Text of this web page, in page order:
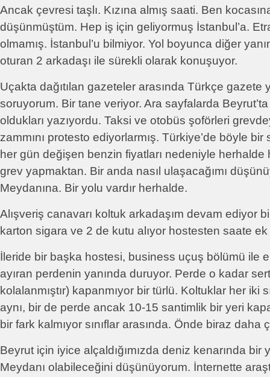
Ancak çevresi taşlı. Kızına almış saati. Ben
düşünmüştüm. Hep iş için geliyormuş İstanbul’a.
olmamış. İstanbul’u bilmiyor. Yol boyunca diğer
oturan 2 arkadaşı ile sürekli olarak konuşuyor.
Uçakta dağıtılan gazeteler arasında Türkçe gazete
soruyorum. Bir tane veriyor. Ara sayfalarda
oldukları yazıyordu. Taksi ve otobüs şoförleri
zammını protesto ediyorlarmış. Türkiye’de böyle
her gün değişen benzin fiyatları nedeniyle herhalde
grev yapmaktan. Bir anda nasıl ulaşacağımı
Meydanına. Bir yolu vardır herhalde.
Alışveriş canavarı koltuk arkadaşım devam ediyor
karton sigara ve 2 de kutu alıyor hostesten saate
İleride bir başka hostesi, business uçuş bölümü ile
ayıran perdenin yanında duruyor. Perde o kadar
kolalanmıştır) kapanmıyor bir türlü. Koltuklar her iki
aynı, bir de perde ancak 10-15 santimlik bir yeri
bir fark kalmıyor sınıflar arasında. Önde biraz daha
Beyrut için iyice alçaldığımızda deniz kenarında bir
Meydanı olabileceğini düşünüyorum. İnternette